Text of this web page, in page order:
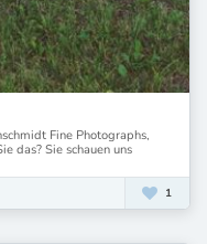
Fine Photographs,
das? Sie schauen uns
1